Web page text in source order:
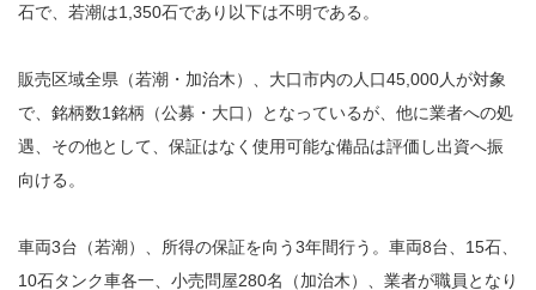
石で、若潮は1,350石であり以下は不明である。
販売区域全県（若潮・加治木）、大口市内の人口45,000人が対象
で、銘柄数1銘柄（公募・大口）となっているが、他に業者への処
遇、その他として、保証はなく使用可能な備品は評価し出資へ振
向ける。
車両3台（若潮）、所得の保証を向う3年間行う。車両8台、15石、
10石タンク車各一、小売問屋280名（加治木）、業者が職員となり